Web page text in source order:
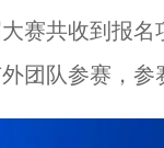
赛共收到报
团队参赛，